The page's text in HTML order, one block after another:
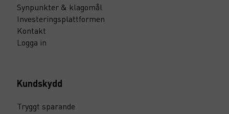
Synpunkter & klagomål
Investeringsplattformen
Kontakt
Logga in
Kundskydd
Tryggt sparande